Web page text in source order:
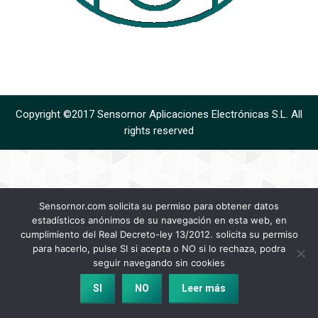
Copyright ©2017 Sensornor Aplicaciones Electrónicas S.L. All
rights reserved
Sensornor.com solicita su permiso para obtener datos
estadísticos anónimos de su navegación en esta web, en
cumplimiento del Real Decreto-ley 13/2012. solicita su permiso
para hacerlo, pulse SI si acepta o NO si lo rechaza, podra
seguir navegando sin cookies
SI NO Leer más